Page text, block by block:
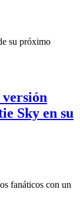
su próximo
Sky en su
fanáticos con un